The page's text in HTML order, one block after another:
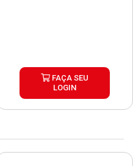
FAÇA SEU
LOGIN